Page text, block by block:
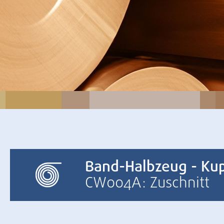
Band-Halbzeug -
CW004A: Zuschnitt